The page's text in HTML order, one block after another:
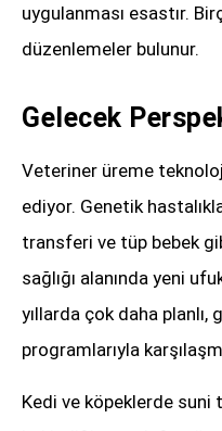
uygulanması esastır.
düzenlemeler bulunur.
Gelecek
Veteriner üreme
ediyor. Genetik
transferi ve tüp bebek
sağlığı alanında yeni
yıllarda çok daha planlı,
programlarıyla
Kedi ve köpeklerde